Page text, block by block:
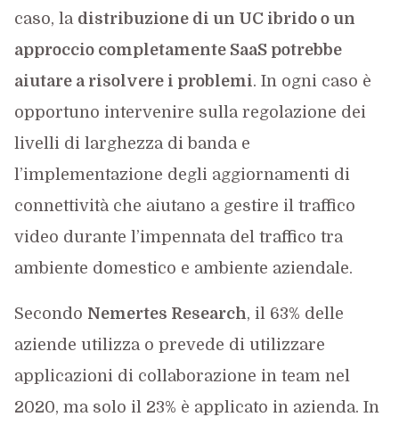
caso, la distribuzione di un UC ibrido o un
approccio completamente SaaS potrebbe
aiutare a risolvere i problemi. In ogni caso è
opportuno intervenire sulla regolazione dei
livelli di larghezza di banda e
l’implementazione degli aggiornamenti di
connettività che aiutano a gestire il traffico
video durante l’impennata del traffico tra
ambiente domestico e ambiente aziendale.
Secondo Nemertes Research, il 63% delle
aziende utilizza o prevede di utilizzare
applicazioni di collaborazione in team nel
2020, ma solo il 23% è applicato in azienda. In